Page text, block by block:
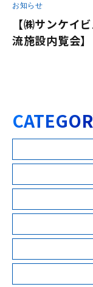
お知らせ
【㈱サンケイ
流施設内覧会